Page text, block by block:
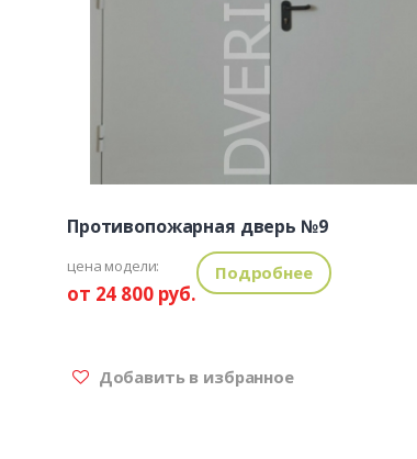
Противопожарная дверь №9
цена модели:
от 24 800 руб.
Подробнее
Добавить в избранное